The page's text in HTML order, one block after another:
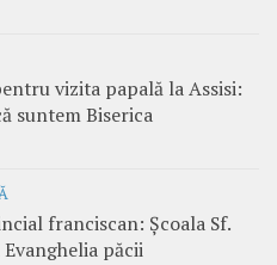
vizita papală la Assisi:
suntem Biserica
franciscan: Școala Sf.
păcii